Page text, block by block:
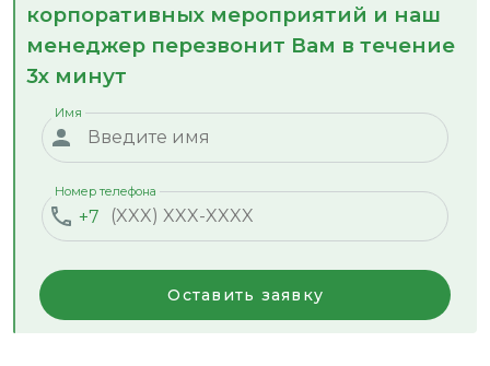
корпоративных мероприятий и наш
менеджер перезвонит Вам в течение
3х минут
Имя
+7
Номер телефона
Оставить заявку